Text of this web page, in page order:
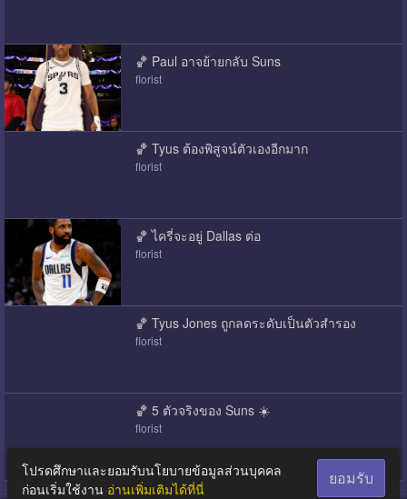
🏀 Paul อาจย้ายกลับ Suns
florist
🏀 Tyus ต้องพิสูจน์ตัวเองอีกมาก
florist
🏀 ไครี่จะอยู่ Dallas ต่อ
florist
🏀 Tyus Jones ถูกลดระดับเป็นตัวสํารอง
florist
🏀 5 ตัวจริงของ Suns ☀️
florist
โปรดศึกษาและยอมรับนโยบายข้อมูลส่วนบุคคล
ก่อนเริ่มใช้งาน อ่านเพิ่มเติมได้ที่นี่
ยอมรับ